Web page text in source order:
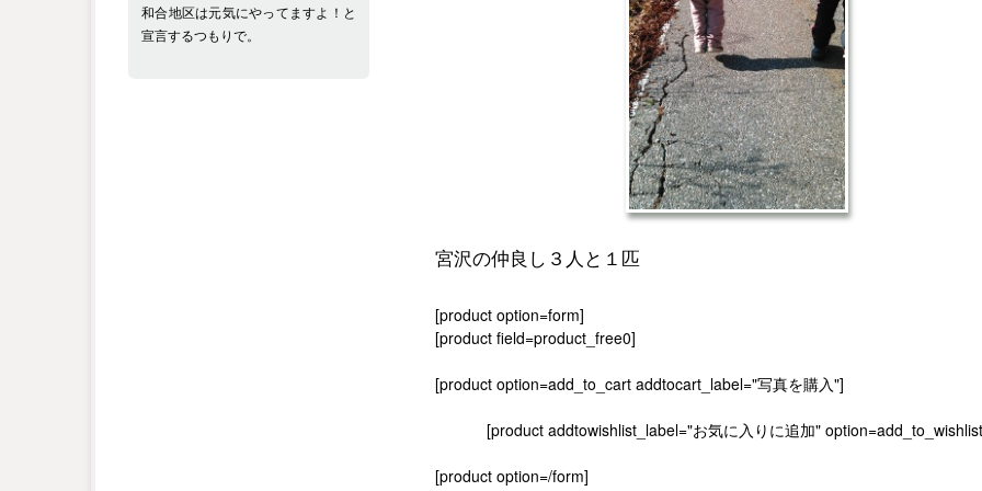
宮沢の仲良し３人と１匹
[product option=form]
[product field=product_free0]
[product option=add_to_cart addtocart_label="写真を購入"]
[product addtowishlist_label="お気に入りに追加"
[product option=/form]
和合地区は元気にやってますよ！と
宣言するつもりで。